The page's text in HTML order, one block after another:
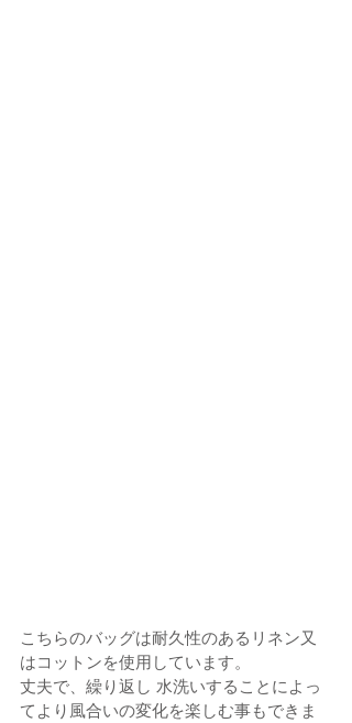
こちらのバッグは耐久性のあるリネン又
はコットンを使用しています。
丈夫で、繰り返し 水洗いすることによっ
てより風合いの変化を楽しむ事もできま